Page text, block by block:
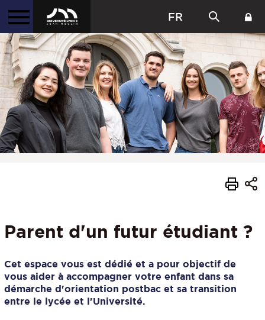
FR
Parent d'un futur étudiant ?
Cet espace vous est dédié et a pour objectif de
vous aider à accompagner votre enfant dans sa
démarche d'orientation postbac et sa transition
entre le lycée et l'Université.